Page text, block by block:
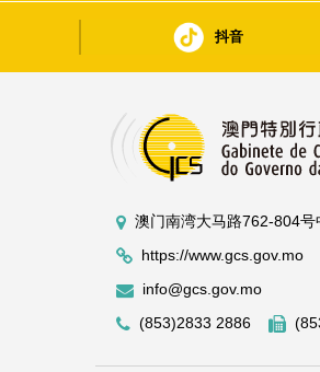
抖音
澳门南湾大马路762-804
https://www.gcs.gov.mo
info@gcs.gov.mo
(853)2833 2886